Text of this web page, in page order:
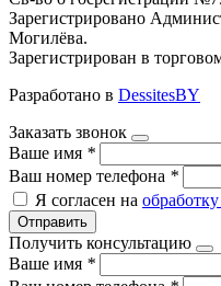
Зарегистрировано
Могилёва.
Зарегистрирован в
Разработано в DessitesBY
Заказать звонок
Ваше имя *
Ваш номер телефона *
Я согласен на
Отправить
Получить консультацию
Ваше имя *